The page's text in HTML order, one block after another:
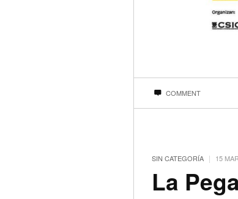
COMMENT
SIN CATEGORÍA | 15
La